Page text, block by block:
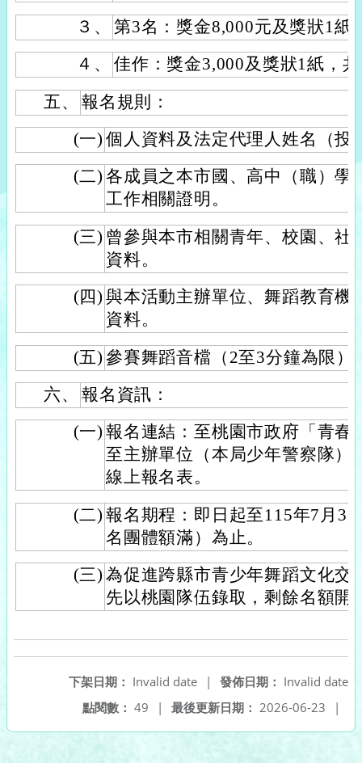
３、
第3名：獎金8,000元及獎狀1紙
４、
佳作：獎金3,000及獎狀1紙，
五、
報名規則：
(一) 個人資料及法定代理人姓名（投
(二) 各成員之本市國、高中（職）學
工作相關證明。
(三) 曾參與本市相關青年、校園、社
資料。
(四) 與本活動主辦單位、舞蹈教育機
資料。
(五) 參賽舞蹈音檔（2至3分鐘為限）
六、
報名資訊：
(一) 報名連結：至桃園市政府「青春
至主辦單位（本局少年警察隊）
線上報名表。
(二) 報名期程：即日起至115年7月
名團體額滿）為止。
(三) 為促進跨縣市青少年舞蹈文化交
先以桃園隊伍錄取，剩餘名額開
發佈日期： Invalid date
下架日期： Invalid date
|
最後更新日期： 2026-06-23 |
點閱數： 49 |